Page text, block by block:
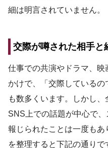
細は明言されていません。
交際が噂された相手と
仕事での共演やドラマ、
かけで、「交際している
も数多くいます。しかし
SNS上での話題が中心で
報じられたことは一度も
を整理すると下記の通りで